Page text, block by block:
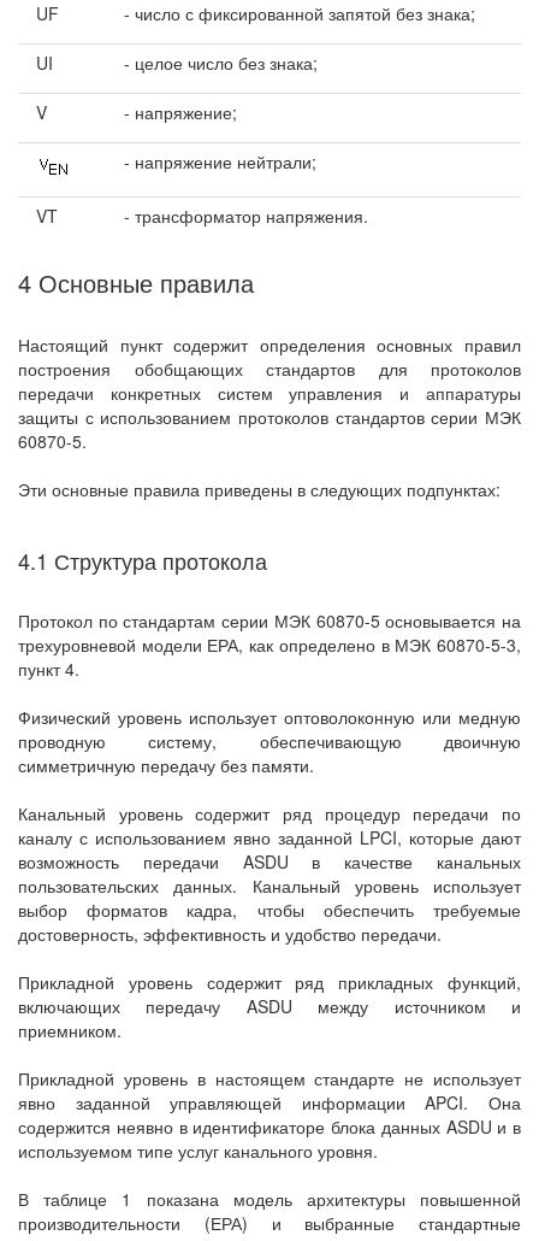
UF - число с фиксированной запятой без знака;
UI - целое число без знака;
V - напряжение;
- напряжение нейтрали;
VT - трансформатор напряжения.
4 Основные правила
Настоящий пункт содержит определения основных правил
построения обобщающих стандартов для протоколов
передачи конкретных систем управления и аппаратуры
защиты с использованием протоколов стандартов серии МЭК
60870-5.
Эти основные правила приведены в следующих подпунктах:
4.1 Структура протокола
Протокол по стандартам серии МЭК 60870-5 основывается на
трехуровневой модели ЕРА, как определено в МЭК 60870-5-3,
пункт 4.
Физический уровень использует оптоволоконную или медную
проводную систему, обеспечивающую двоичную
симметричную передачу без памяти.
Канальный уровень содержит ряд процедур передачи по
каналу с использованием явно заданной LPCI, которые дают
возможность передачи ASDU в качестве канальных
пользовательских данных. Канальный уровень использует
выбор форматов кадра, чтобы обеспечить требуемые
достоверность, эффективность и удобство передачи.
Прикладной уровень содержит ряд прикладных функций,
включающих передачу ASDU между источником и
приемником.
Прикладной уровень в настоящем стандарте не использует
явно заданной управляющей информации APCI. Она
содержится неявно в идентификаторе блока данных ASDU и в
используемом типе услуг канального уровня.
В таблице 1 показана модель архитектуры повышенной
производительности (ЕРА) и выбранные стандартные